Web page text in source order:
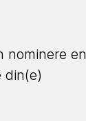
nominere en
din(e)